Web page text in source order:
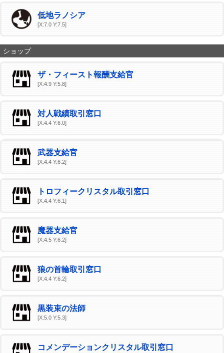
低地ラノシア
[X:7.0 Y:7.5]
ショップ
ザ・フィースト報酬支給官
[X:4.9 Y:5.8]
対人戦績取引窓口
[X:4.4 Y:6.0]
武器支給官
[X:4.4 Y:6.2]
トロフィークリスタル取引窓口
[X:4.4 Y:6.1]
魔器支給官
[X:4.5 Y:6.2]
狼の首輪取引窓口
[X:4.4 Y:6.2]
黒装束の法師
[X:5.0 Y:5.3]
コメンデーションクリスタル取引窓口